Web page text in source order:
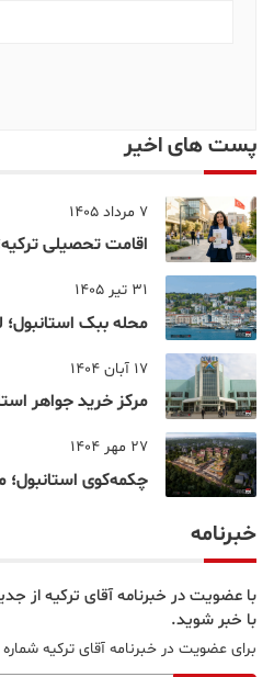
پست های اخیر
7 مرداد 1405
اقامت تحصیلی
31 تیر 1405
محله ببک
17 آبان 1404
مرکز خرید جواهر
27 مهر 1404
چکمه‌کوی استانبول؛
خبرنامه
با عضویت در خبرنامه آقای ترکیه از
با خبر شوید.
برای عضویت در خبرنامه آقای ترکیه شماره